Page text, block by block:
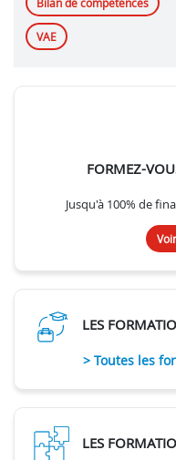
Bilan de compétences
VAE
FORMEZ-
Jusqu'à 100% de
LES
> Toutes les
LES